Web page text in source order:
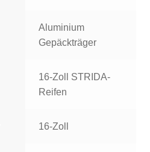
Aluminium
Gepäckträger
16-Zoll STRIDA-
Reifen
16-Zoll